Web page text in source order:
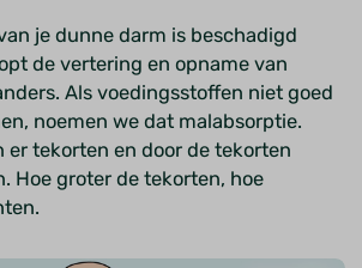
je dunne darm is beschadigd
de vertering en opname van
Als voedingsstoffen niet goed
noemen we dat malabsorptie.
er tekorten en door de tekorten
Hoe groter de tekorten, hoe